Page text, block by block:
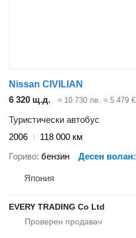
Nissan CIVILIAN
6 320 щ.д.
≈ 10 730 лв. ≈ 5 479 €
Туристически автобус
2006
118 000 км
Гориво бензин Десен волан
Япония
EVERY TRADING Co Ltd